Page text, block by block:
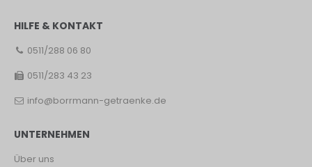
HILFE & KONTAKT
0511/288 06 80
0511/283 43 23
info@borrmann-getraenke.de
UNTERNEHMEN
Über uns